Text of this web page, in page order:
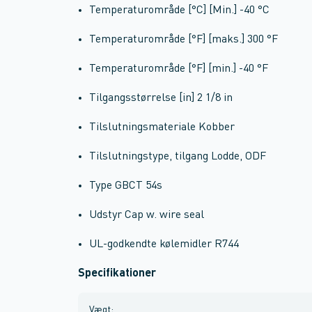
Temperaturområde [°C] [Min.] -40 °C
Temperaturområde [°F] [maks.] 300 °F
Temperaturområde [°F] [min.] -40 °F
Tilgangsstørrelse [in] 2 1/8 in
Tilslutningsmateriale Kobber
Tilslutningstype, tilgang Lodde, ODF
Type GBCT 54s
Udstyr Cap w. wire seal
UL-godkendte kølemidler R744
Specifikationer
Vægt: